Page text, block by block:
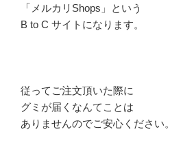
「メルカリShops」という
B to C サイトになります。
従ってご注文頂いた際に
グミが届くなんてことは
ありませんのでご安心ください。